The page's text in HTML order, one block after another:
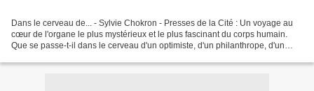
Dans le cerveau de... - Sylvie Chokron - Presses de la Cité : Un voyage au
cœur de l'organe le plus mystérieux et le plus fascinant du corps humain.
Que se passe-t-il dans le cerveau d'un optimiste, d'un philanthrope, d'un